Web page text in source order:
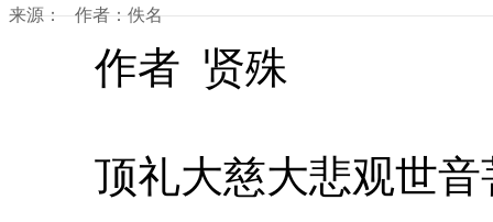
来源： 作者：佚名
作者 贤殊
顶礼大慈大悲观世音